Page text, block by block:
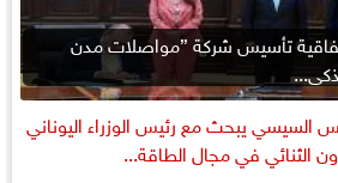
تأسيس شركة ”مواصلات مدن
السيسي يبحث مع رئيس الوزراء اليوناني
الثنائي في مجال الطاقة...